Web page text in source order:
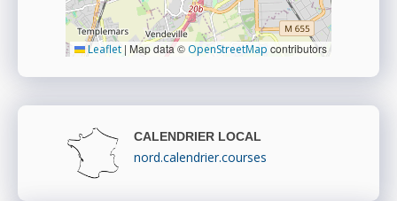
Leaflet | Map data © OpenStreetMap contributors
CALENDRIER LOCAL
nord.calendrier.courses